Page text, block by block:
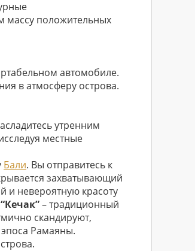
массу положительных
автомобиле.
в атмосферу острова.
утренним
местные
Бали. Вы отправитесь к
захватывающий
и невероятную красоту
– традиционный
скандируют,
Рамаяны.